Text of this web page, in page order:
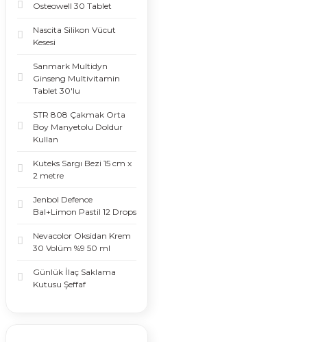
Osteowell 30 Tablet
Nascita Silikon Vücut
Kesesi
Sanmark Multidyn
Ginseng Multivitamin
Tablet 30'lu
STR 808 Çakmak Orta
Boy Manyetolu Doldur
Kullan
Kuteks Sargı Bezi 15 cm x
2 metre
Jenbol Defence
Bal+Limon Pastil 12 Drops
Nevacolor Oksidan Krem
30 Volüm %9 50 ml
Günlük İlaç Saklama
Kutusu Şeffaf